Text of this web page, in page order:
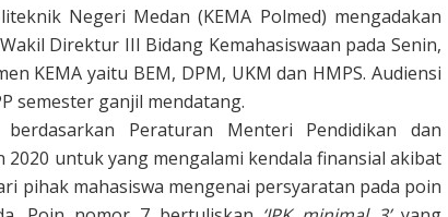
Negeri Medan (KEMA Polmed) mengadakan
Direktur III Bidang Kemahasiswaan pada Senin,
KEMA yaitu BEM, DPM, UKM dan HMPS. Audiensi
semester ganjil mendatang.
Peraturan Menteri Pendidikan dan
untuk yang mengalami kendala finansial akibat
pihak mahasiswa mengenai persyaratan pada poin